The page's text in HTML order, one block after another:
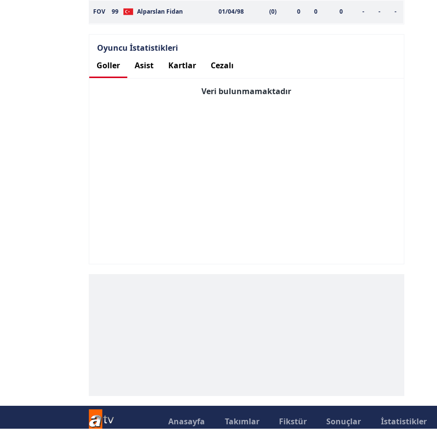
FOV 99 Alparslan Fidan 01/04/98 (0) 0 0 0 - - -
Oyuncu İstatistikleri
Goller
Asist Kartlar Cezalı
Veri bulunmamaktadır
Anasayfa Takımlar Fikstür Sonuçlar İstatistikler